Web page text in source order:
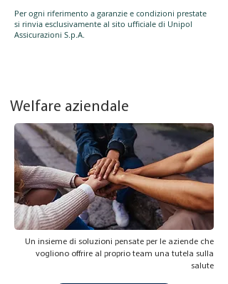
Per ogni riferimento a garanzie e condizioni prestate
si rinvia esclusivamente al sito ufficiale di Unipol
Assicurazioni S.p.A.
Welfare aziendale
Un insieme di soluzioni pensate per le aziende che
vogliono offrire al proprio team una tutela sulla
salute